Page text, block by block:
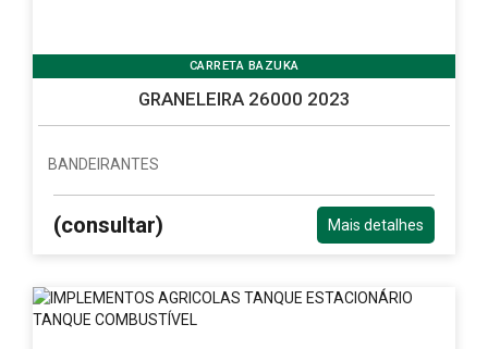
CARRETA BAZUKA
GRANELEIRA 26000 2023
BANDEIRANTES
(consultar) Mais detalhes